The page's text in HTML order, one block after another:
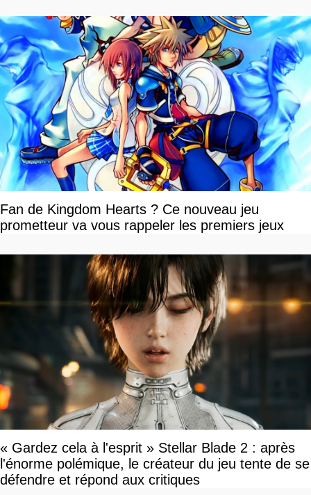
Fan de Kingdom Hearts ? Ce nouveau jeu
prometteur va vous rappeler les premiers jeux
« Gardez cela à l'esprit » Stellar Blade 2 : après
l'énorme polémique, le créateur du jeu tente de se
défendre et répond aux critiques